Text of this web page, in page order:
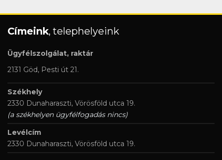
Címeink, telephelyeink
Ügyfélszolgálat, raktár
2131 Göd, Pesti út 21.
Székhely
2330 Dunaharaszti, Vörösföld utca 19.
(a székhelyen ügyfélfogadás nincs)
Levélcím
2330 Dunaharaszti, Vörösföld utca 19.